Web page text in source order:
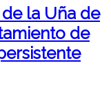
la Uña de
de